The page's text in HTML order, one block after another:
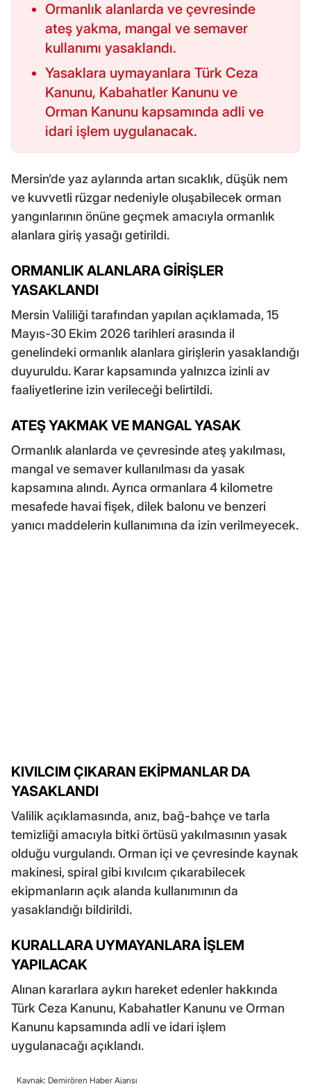
Ormanlık alanlarda ve çevresinde
ateş yakma, mangal ve semaver
kullanımı yasaklandı.
Yasaklara uymayanlara Türk Ceza
Kanunu, Kabahatler Kanunu ve
Orman Kanunu kapsamında adli ve
idari işlem uygulanacak.
Mersin’de yaz aylarında artan sıcaklık, düşük nem
ve kuvvetli rüzgar nedeniyle oluşabilecek orman
yangınlarının önüne geçmek amacıyla ormanlık
alanlara giriş yasağı getirildi.
ORMANLIK ALANLARA GİRİŞLER
YASAKLANDI
Mersin Valiliği tarafından yapılan açıklamada, 15
Mayıs-30 Ekim 2026 tarihleri arasında il
genelindeki ormanlık alanlara girişlerin yasaklandığı
duyuruldu. Karar kapsamında yalnızca izinli av
faaliyetlerine izin verileceği belirtildi.
ATEŞ YAKMAK VE MANGAL YASAK
Ormanlık alanlarda ve çevresinde ateş yakılması,
mangal ve semaver kullanılması da yasak
kapsamına alındı. Ayrıca ormanlara 4 kilometre
mesafede havai fişek, dilek balonu ve benzeri
yanıcı maddelerin kullanımına da izin verilmeyecek.
KIVILCIM ÇIKARAN EKİPMANLAR DA
YASAKLANDI
Valilik açıklamasında, anız, bağ-bahçe ve tarla
temizliği amacıyla bitki örtüsü yakılmasının yasak
olduğu vurgulandı. Orman içi ve çevresinde kaynak
makinesi, spiral gibi kıvılcım çıkarabilecek
ekipmanların açık alanda kullanımının da
yasaklandığı bildirildi.
KURALLARA UYMAYANLARA İŞLEM
YAPILACAK
Alınan kararlara aykırı hareket edenler hakkında
Türk Ceza Kanunu, Kabahatler Kanunu ve Orman
Kanunu kapsamında adli ve idari işlem
uygulanacağı açıklandı.
Kaynak: Demirören Haber Ajansı